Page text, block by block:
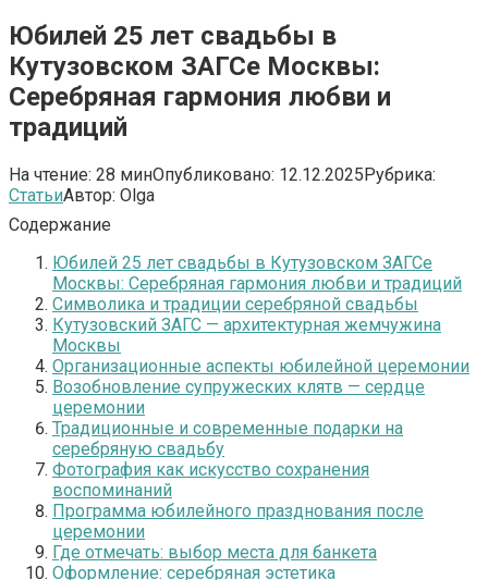
Юбилей 25 лет свадьбы в
Кутузовском ЗАГСе Москвы:
Серебряная гармония любви и
традиций
На чтение: 28 минОпубликовано: 12.12.2025Рубрика:
СтатьиАвтор: Olga
Содержание
Юбилей 25 лет свадьбы в Кутузовском ЗАГСе
Москвы: Серебряная гармония любви и традиций
Символика и традиции серебряной свадьбы
Кутузовский ЗАГС — архитектурная жемчужина
Москвы
Организационные аспекты юбилейной церемонии
Возобновление супружеских клятв — сердце
церемонии
Традиционные и современные подарки на
серебряную свадьбу
Фотография как искусство сохранения
воспоминаний
Программа юбилейного празднования после
церемонии
Где отмечать: выбор места для банкета
Оформление: серебряная эстетика